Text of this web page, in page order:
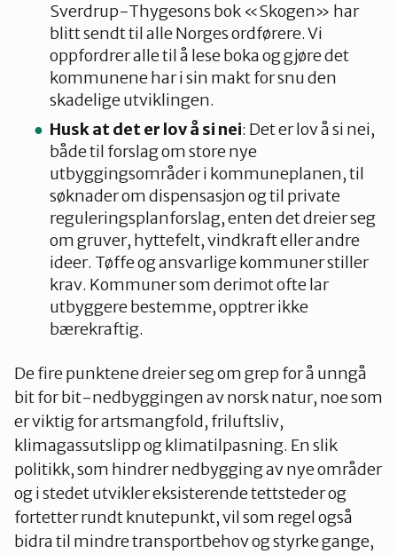
Sverdrup-Thygesons bok «Skogen» har
blitt sendt til alle Norges ordførere. Vi
oppfordrer alle til å lese boka og gjøre det
kommunene har i sin makt for snu den
skadelige utviklingen.
Husk at det er lov å si nei: Det er lov å si nei,
både til forslag om store nye
utbyggingsområder i kommuneplanen, til
søknader om dispensasjon og til private
reguleringsplanforslag, enten det dreier seg
om gruver, hyttefelt, vindkraft eller andre
ideer. Tøffe og ansvarlige kommuner stiller
krav. Kommuner som derimot ofte lar
utbyggere bestemme, opptrer ikke
bærekraftig.
De fire punktene dreier seg om grep for å unngå
bit for bit-nedbyggingen av norsk natur, noe som
er viktig for artsmangfold, friluftsliv,
klimagassutslipp og klimatilpasning. En slik
politikk, som hindrer nedbygging av nye områder
og i stedet utvikler eksisterende tettsteder og
fortetter rundt knutepunkt, vil som regel også
bidra til mindre transportbehov og styrke gange,